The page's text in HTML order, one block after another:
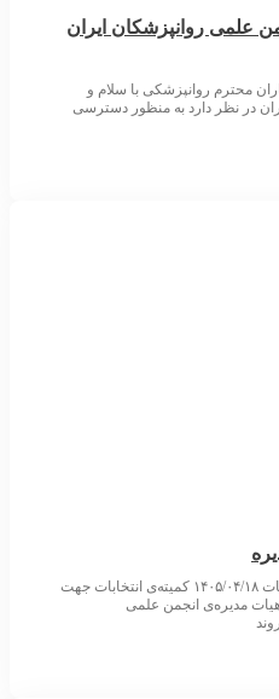
علمی روانپزشکان ایران
محترم روانپزشکی با سلام و
در نظر دارد به منظور دسترسی
اطلاعیه شماره‌ی ۳-۱ کمیته‌ی انتخابات ۱۴۰۵/۰۴/۱۸ کمیته‌ی انتخابات جهت
مدیره‌ی انجمن علمی